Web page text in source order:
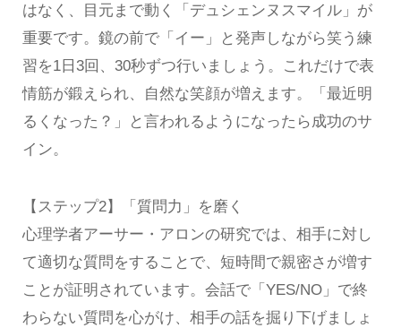
はなく、目元まで動く「デュシェンヌスマイル」が
重要です。鏡の前で「イー」と発声しながら笑う練
習を1日3回、30秒ずつ行いましょう。これだけで表
情筋が鍛えられ、自然な笑顔が増えます。「最近明
るくなった？」と言われるようになったら成功のサ
イン。
【ステップ2】「質問力」を磨く
心理学者アーサー・アロンの研究では、相手に対し
て適切な質問をすることで、短時間で親密さが増す
ことが証明されています。会話で「YES/NO」で終
わらない質問を心がけ、相手の話を掘り下げましょ